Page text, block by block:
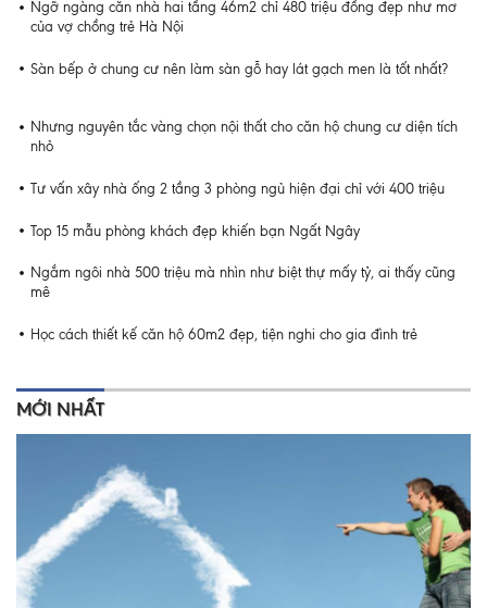
Ngỡ ngàng căn nhà hai tầng 46m2 chỉ 480 triệu đồng đẹp như mơ
của vợ chồng trẻ Hà Nội
Sàn bếp ở chung cư nên làm sàn gỗ hay lát gạch men là tốt nhất?
Nhưng nguyên tắc vàng chọn nội thất cho căn hộ chung cư diện tích
nhỏ
Tư vấn xây nhà ống 2 tầng 3 phòng ngủ hiện đại chỉ với 400 triệu
Top 15 mẫu phòng khách đẹp khiến bạn Ngất Ngây
Ngắm ngôi nhà 500 triệu mà nhìn như biệt thự mấy tỷ, ai thấy cũng
mê
Học cách thiết kế căn hộ 60m2 đẹp, tiện nghi cho gia đình trẻ
MỚI NHẤT